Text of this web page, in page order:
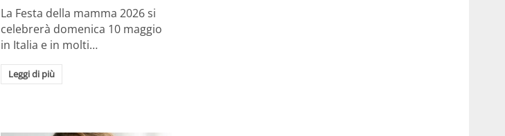
La Festa della mamma 2026 si
celebrerà domenica 10 maggio
in Italia e in molti…
Leggi di più